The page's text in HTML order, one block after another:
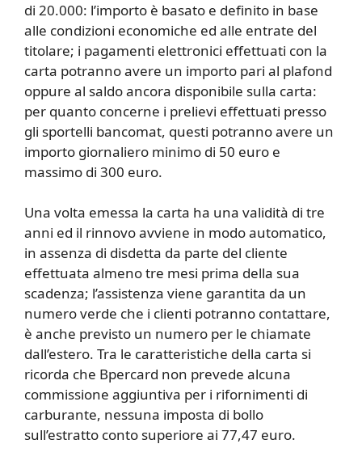
di 20.000: l’importo è basato e definito in base
alle condizioni economiche ed alle entrate del
titolare; i pagamenti elettronici effettuati con la
carta potranno avere un importo pari al plafond
oppure al saldo ancora disponibile sulla carta:
per quanto concerne i prelievi effettuati presso
gli sportelli bancomat, questi potranno avere un
importo giornaliero minimo di 50 euro e
massimo di 300 euro.
Una volta emessa la carta ha una validità di tre
anni ed il rinnovo avviene in modo automatico,
in assenza di disdetta da parte del cliente
effettuata almeno tre mesi prima della sua
scadenza; l’assistenza viene garantita da un
numero verde che i clienti potranno contattare,
è anche previsto un numero per le chiamate
dall’estero. Tra le caratteristiche della carta si
ricorda che Bpercard non prevede alcuna
commissione aggiuntiva per i rifornimenti di
carburante, nessuna imposta di bollo
sull’estratto conto superiore ai 77,47 euro.